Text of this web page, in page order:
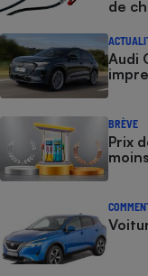
de
Audi
BRÈVE
Prix